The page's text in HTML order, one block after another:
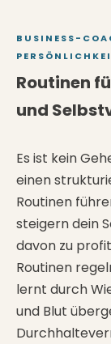
BUSINESS-
Routinen
und
Es ist kein
einen
Routinen
steigern dein
davon zu
Routinen
lernt durch
und Blut